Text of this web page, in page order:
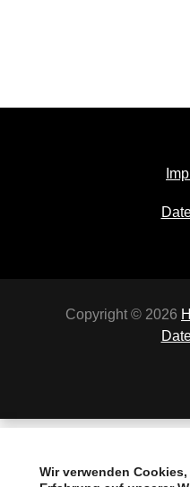
Copyright © 2026
Wir verwenden